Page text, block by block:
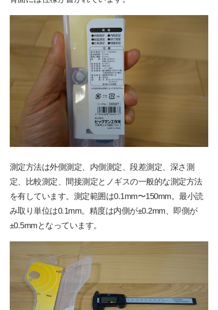
測定方法は外側測定、内側測定、段差測定、深さ測
定、比較測定、間接測定とノギスの一般的な測定方法
を有しています。測定範囲は0.1mm〜150mm。最小読
み取り単位は0.1mm。精度は内側が±0.2mm、即側が
±0.5mmとなっています。